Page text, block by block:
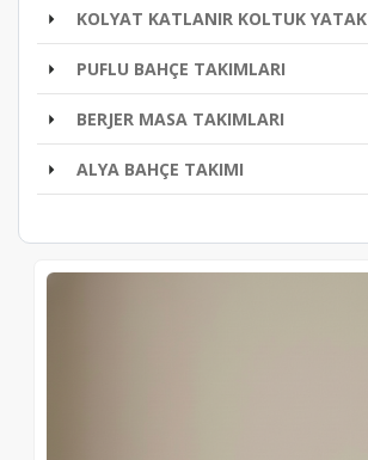
KOLYAT KATLANIR KOLTUK YATAK
PUFLU BAHÇE TAKIMLARI
BERJER MASA TAKIMLARI
ALYA BAHÇE TAKIMI